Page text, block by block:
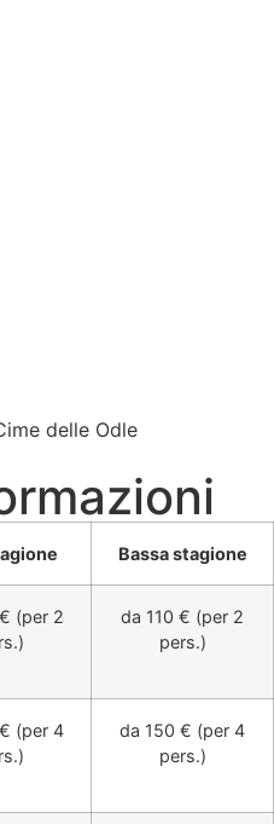
Bassa stagione
(per 2
da 110 € (per 2
pers.)
(per 4
da 150 € (per 4
pers.)